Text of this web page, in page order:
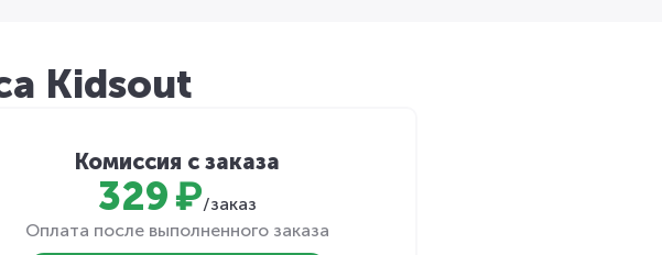
Kidsout
Комиссия с заказа
329 ₽/заказ
Оплата после выполненного заказа